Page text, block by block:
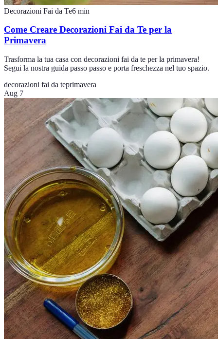
Decorazioni Fai da Te6 min
Come Creare Decorazioni Fai da Te per la
Primavera
Trasforma la tua casa con decorazioni fai da te per la primavera!
Segui la nostra guida passo passo e porta freschezza nel tuo spazio.
decorazioni fai da teprimavera
Aug 7